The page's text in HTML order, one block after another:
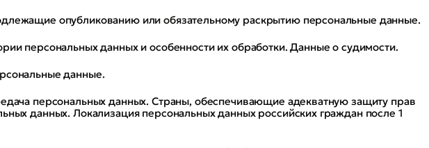
опубликованию или обязательному раскрытию персональные данные.
персональных данных и особенности их обработки. Данные о судимости.
данные.
персональных данных. Страны, обеспечивающие адекватную защиту прав
данных. Локализация персональных данных российских граждан после 1